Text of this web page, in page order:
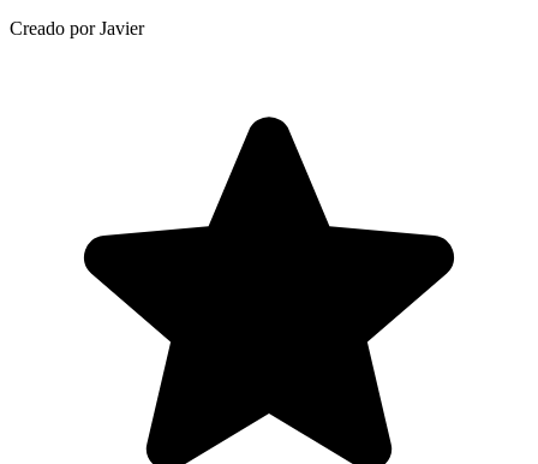
Creado por Javier